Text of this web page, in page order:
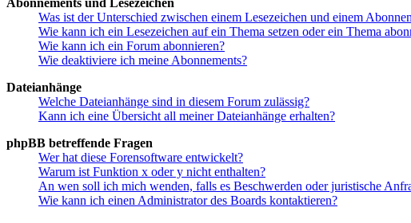
Abonnements und Lesezeichen
Was ist der Unterschied zwischen einem Lesezeichen und einem
Wie kann ich ein Lesezeichen auf ein Thema setzen oder ein Thema
Wie kann ich ein Forum abonnieren?
Wie deaktiviere ich meine Abonnements?
Dateianhänge
Welche Dateianhänge sind in diesem Forum zulässig?
Kann ich eine Übersicht all meiner Dateianhänge erhalten?
phpBB betreffende Fragen
Wer hat diese Forensoftware entwickelt?
Warum ist Funktion x oder y nicht enthalten?
An wen soll ich mich wenden, falls es Beschwerden oder juristische
Wie kann ich einen Administrator des Boards kontaktieren?